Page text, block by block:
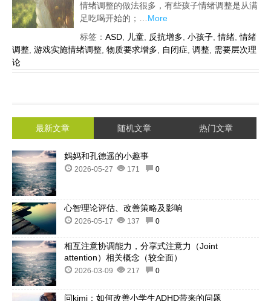
情绪调整的做法很多，有些孩子情绪调整是从满
足吃喝开始的；… More
标签： ASD 儿童 反抗增多 小孩子 ,情绪 ,情绪
调整 游戏实施情绪调整 物质要求增多 自闭症 调整 需要层次理
论
最新文章 随机文章 热门文章
妈妈和孔德遥的小趣事
2026-05-27 171 0
心智理论评估、改善策略及影响
2026-05-17 137 0
相互注意协调能力，分享式注意力（Joint
attention）相关概念（较全面）
2026-03-09 217 0
问kimi：如何改善小学生ADHD带来的问题